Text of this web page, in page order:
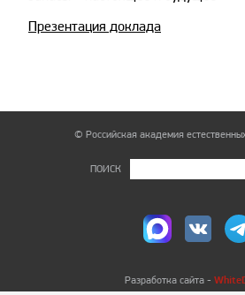
Презентация доклада
© Российская академия
ПОИСК
Разработка сайта -